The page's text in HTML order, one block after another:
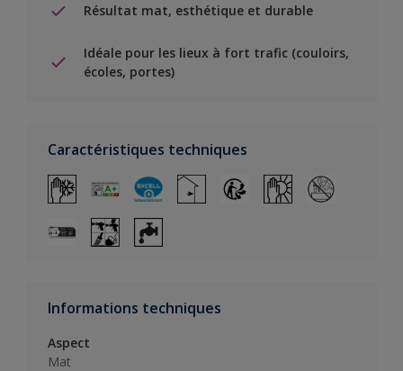
Résultat mat, esthétique et durable
Idéale pour les lieux à fort trafic (couloirs,
écoles, portes)
Caractéristiques techniques
Informations techniques
Aspect
Mat